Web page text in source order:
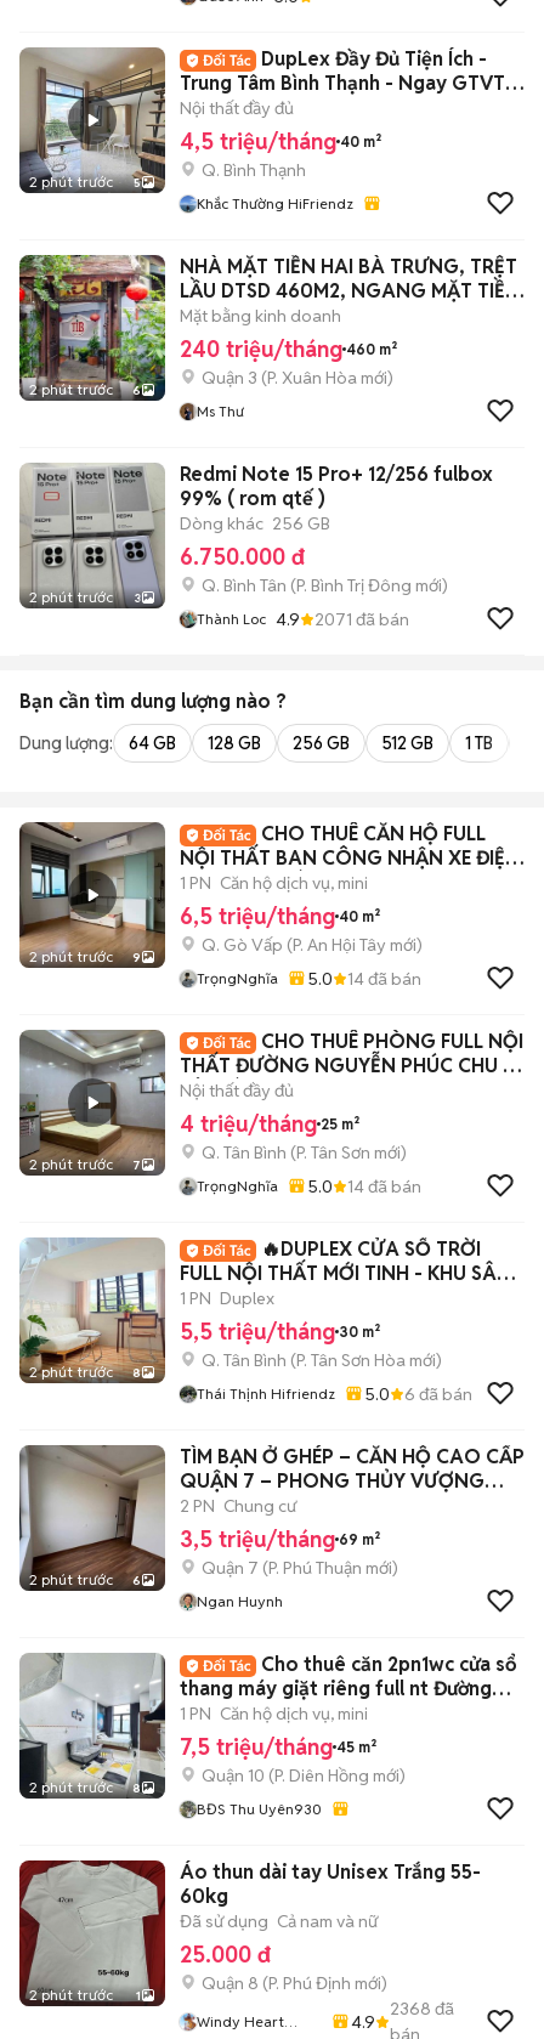
2 phút trước 5
DupLex Đầy Đủ Tiện Ích -
Trung Tâm Bình Thạnh - Ngay GTVT -
FTU
Nội thất đầy đủ
4,5 triệu/tháng 40 m²
Q. Bình Thạnh
Khắc Thường HiFriendz
2 phút trước 6
NHÀ MẶT TIỀN HAI BÀ TRƯNG, TRỆT
LẦU DTSD 460M2, NGANG MẶT TIỀN
10M
Mặt bằng kinh doanh
240 triệu/tháng 460 m²
Quận 3 (P. Xuân Hòa mới)
Ms Thư
2 phút trước 3
Redmi Note 15 Pro+ 12/256 fulbox
99% ( rom qtế )
Dòng khác 256 GB
6.750.000 đ
Q. Bình Tân (P. Bình Trị Đông mới)
Thành Loc 4.9 2071 đã bán
Bạn cần tìm dung lượng nào ?
Dung lượng: 64 GB 128 GB 256 GB 512 GB 1 TB
2 phút trước 9
CHO THUÊ CĂN HỘ FULL
NỘI THẤT BAN CÔNG NHẬN XE ĐIỆN
- PHAN HUY ÍCH
1 PN Căn hộ dịch vụ, mini
6,5 triệu/tháng 40 m²
Q. Gò Vấp (P. An Hội Tây mới)
TrọngNghĩa 5.0 14đã bán
2 phút trước 7
CHO THUÊ PHÒNG FULL NỘI
THẤT ĐƯỜNG NGUYỄN PHÚC CHU -
TÂN BÌNH
Nội thất đầy đủ
4 triệu/tháng 25 m²
Q. Tân Bình (P. Tân Sơn mới)
TrọngNghĩa 5.0 14đã bán
2 phút trước 8
🔥DUPLEX CỬA SỔ TRỜI
FULL NỘI THẤT MỚI TINH - KHU SÂN
BAY CV GIA ĐỊNH
1 PN Duplex
5,5 triệu/tháng 30 m²
Q. Tân Bình (P. Tân Sơn Hòa mới)
Thái Thịnh Hifriendz 5.0 6 đã bán
2 phút trước 6
TÌM BẠN Ở GHÉP – CĂN HỘ CAO CẤP
QUẬN 7 – PHONG THỦY VƯỢNG
TRẠCH
2 PN Chung cư
3,5 triệu/tháng 69 m²
Quận 7 (P. Phú Thuận mới)
Ngan Huynh
2 phút trước 8
Cho thuê căn 2pn1wc cửa sổ
thang máy giặt riêng full nt Đường
3/2 Q10
1 PN Căn hộ dịch vụ, mini
7,5 triệu/tháng 45 m²
Quận 10 (P. Diên Hồng mới)
BĐS Thu Uyên930
2 phút trước 1
Áo thun dài tay Unisex Trắng 55-
60kg
Đã sử dụng Cả nam và nữ
25.000 đ
Quận 8 (P. Phú Định mới)
Windy Heart
4.9
2368 đã
bán